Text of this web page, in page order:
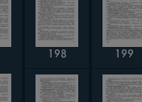
198 199